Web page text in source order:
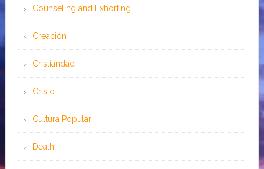
Counseling and Exhorting
Creación
Cristiandad
Cristo
Cultura Popular
Death